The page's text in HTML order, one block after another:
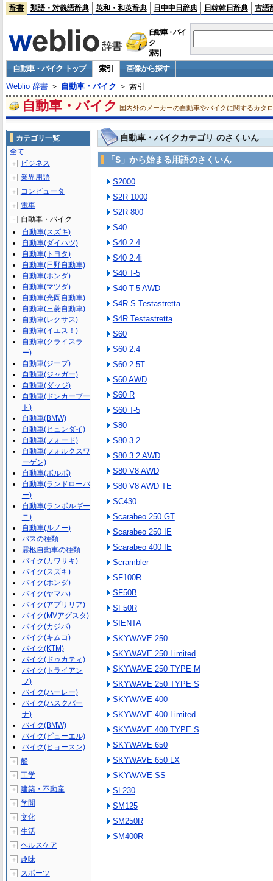
辞書 類語・対義語辞典 英和・和英辞典 日中中日辞典 日韓韓日辞典 古語
自動車・バイ
ク
索引
自動車・バイク トップ 索引
画像から探す
Weblio 辞書＞ 自動車・バイク ＞ 索引
自動車・バイク 国内外のメーカーの自動車やバイクに関するカタ
自動車・バイクカテゴリ のさくいん
「S」から始まる用語のさくいん
S2000
S2R 1000
S2R 800
S40
S40 2.4
S40 2.4i
S40 T-5
S40 T-5 AWD
S4R S Testastretta
S4R Testastretta
S60
S60 2.4
S60 2.5T
S60 AWD
S60 R
S60 T-5
S80
S80 3.2
S80 3.2 AWD
S80 V8 AWD
S80 V8 AWD TE
SC430
Scarabeo 250 GT
Scarabeo 250 IE
Scarabeo 400 IE
Scrambler
SF100R
SF50B
SF50R
SIENTA
SKYWAVE 250
SKYWAVE 250 Limited
SKYWAVE 250 TYPE M
SKYWAVE 250 TYPE S
SKYWAVE 400
SKYWAVE 400 Limited
SKYWAVE 400 TYPE S
SKYWAVE 650
SKYWAVE 650 LX
SKYWAVE SS
SL230
SM125
SM250R
SM400R
カテゴリ一覧
全て
＋ ビジネス
＋ 業界用語
＋ コンピュータ
＋ 電車
－
自動車・バイク
自動車(スズキ)
自動車(ダイハツ)
自動車(トヨタ)
自動車(日野自動車)
自動車(ホンダ)
自動車(マツダ)
自動車(光岡自動車)
自動車(三菱自動車)
自動車(レクサス)
自動車(イエス！)
自動車(クライスラ
ー)
自動車(ジープ)
自動車(ジャガー)
自動車(ダッジ)
自動車(ドンカーブー
ト)
自動車(BMW)
自動車(ヒュンダイ)
自動車(フォード)
自動車(フォルクスワ
ーゲン)
自動車(ボルボ)
自動車(ランドローバ
ー)
自動車(ランボルギー
ニ)
自動車(ルノー)
バスの種類
霊柩自動車の種類
バイク(カワサキ)
バイク(スズキ)
バイク(ホンダ)
バイク(ヤマハ)
バイク(アプリリア)
バイク(MVアグスタ)
バイク(カジバ)
バイク(キムコ)
バイク(KTM)
バイク(ドゥカティ)
バイク(トライアン
フ)
バイク(ハーレー)
バイク(ハスクバー
ナ)
バイク(BMW)
バイク(ビューエル)
バイク(ヒョースン)
＋ 船
＋ 工学
＋ 建築・不動産
＋ 学問
＋ 文化
＋ 生活
＋ ヘルスケア
＋ 趣味
＋ スポーツ